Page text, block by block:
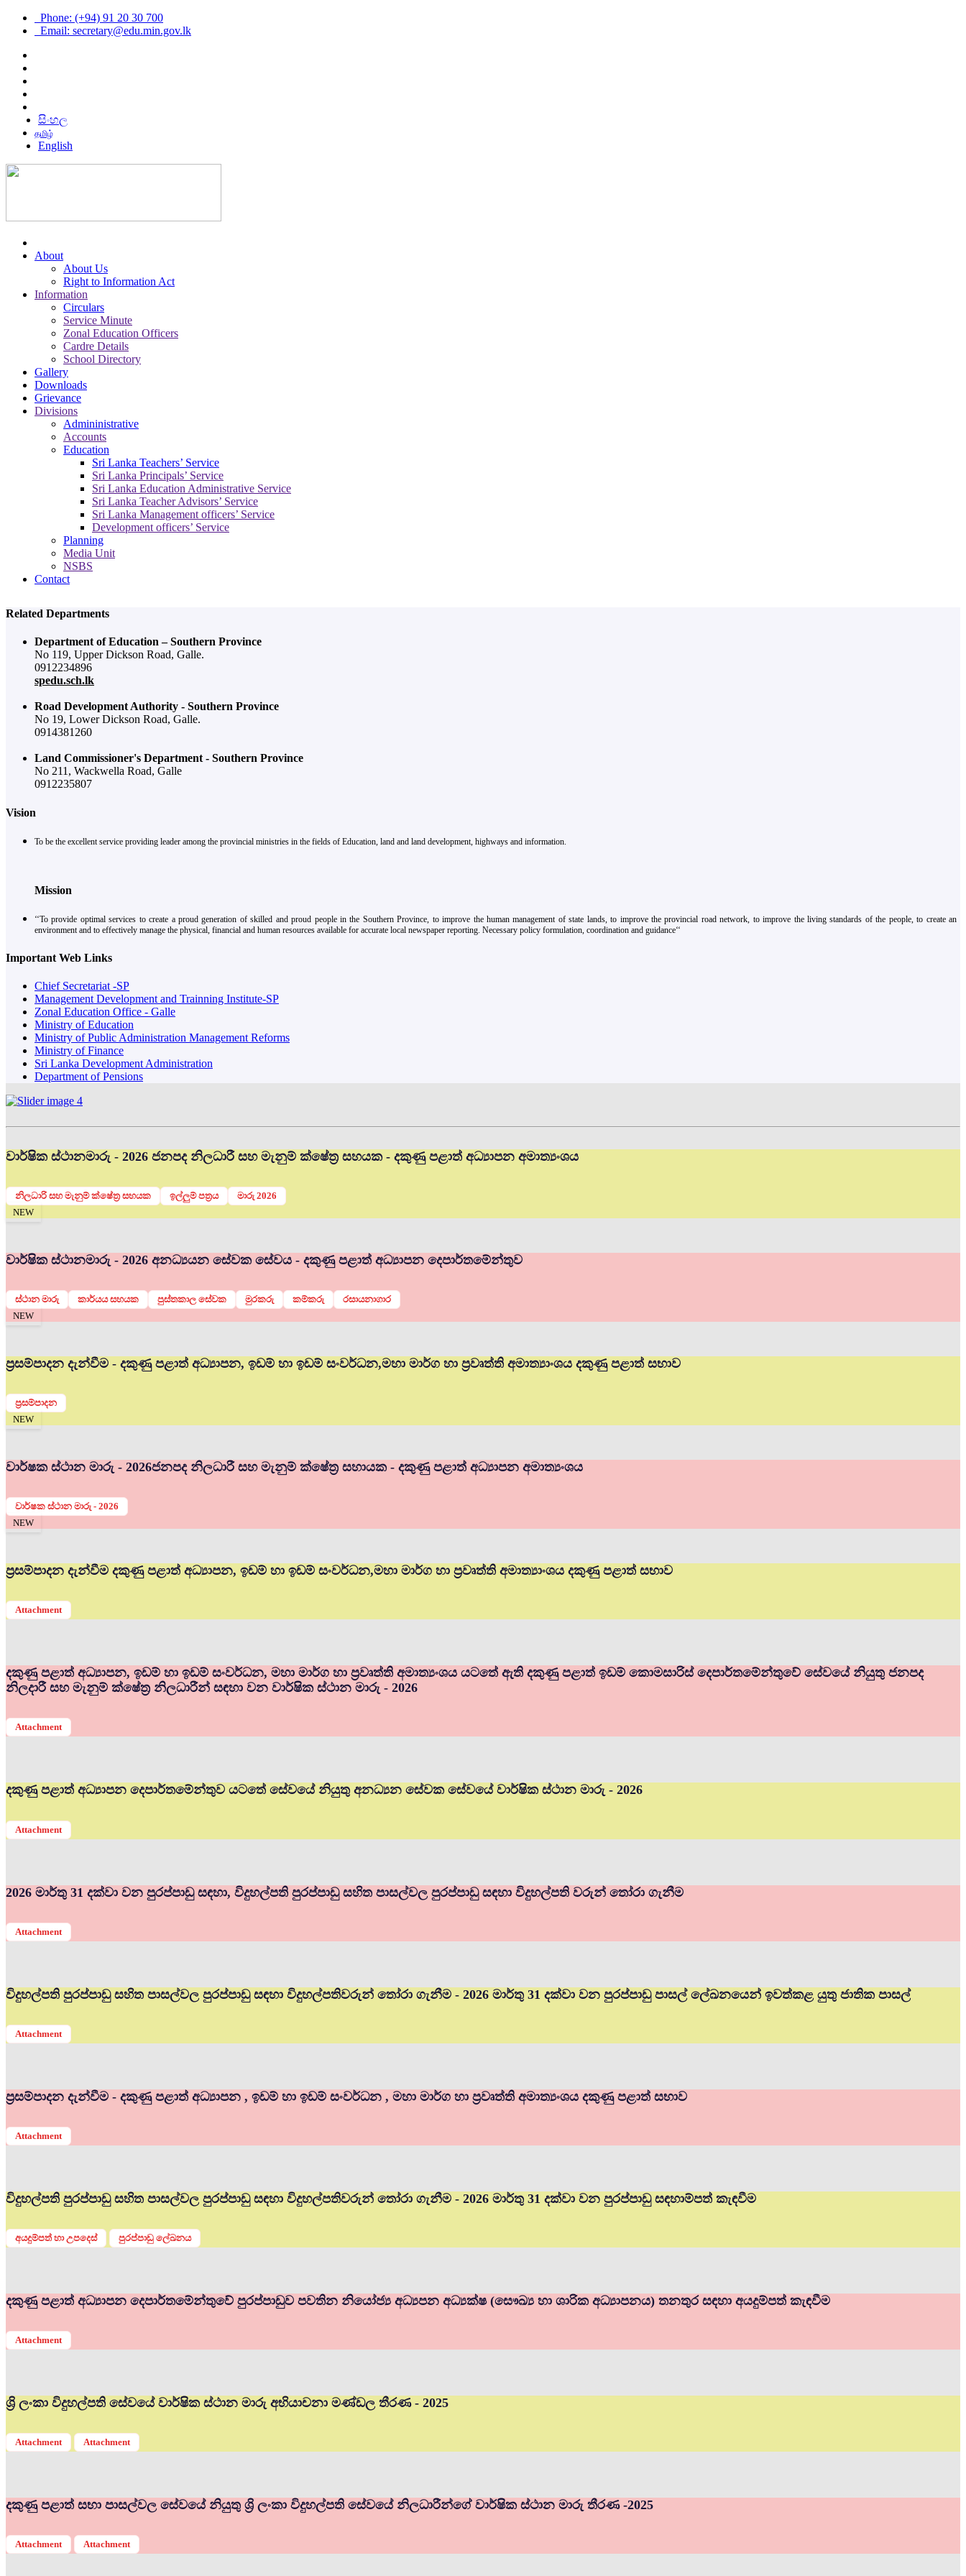
Phone: (+94) 91 20 30 700
Email: secretary@edu.min.gov.lk
සිංහල
தமிழ்
English
About
About Us
Right to Information Act
Information
Circulars
Service Minute
Zonal Education Officers
Cardre Details
School Directory
Gallery
Downloads
Grievance
Divisions
Admininistrative
Accounts
Education
Sri Lanka Teachers’ Service
Sri Lanka Principals’ Service
Sri Lanka Education Administrative Service
Sri Lanka Teacher Advisors’ Service
Sri Lanka Management officers’ Service
Development officers’ Service
Planning
Media Unit
NSBS
Contact
Related Departments
Department of Education – Southern Province
No 119, Upper Dickson Road, Galle.
0912234896
spedu.sch.lk
Road Development Authority - Southern Province
No 19, Lower Dickson Road, Galle.
0914381260
Land Commissioner's Department - Southern Province
No 211, Wackwella Road, Galle
0912235807
Vision
To be the excellent service providing leader among the provincial ministries in the fields of Education, land and land development, highways and information.
Mission
‘‘To provide optimal services to create a proud generation of skilled and proud people in the Southern Province, to improve the human management of state lands, to improve the provincial road network, to improve the living standards of the people, to create an
environment and to effectively manage the physical, financial and human resources available for accurate local newspaper reporting. Necessary policy formulation, coordination and guidance‘‘
Important Web Links
Chief Secretariat -SP
Management Development and Trainning Institute-SP
Zonal Education Office - Galle
Ministry of Education
Ministry of Public Administration Management Reforms
Ministry of Finance
Sri Lanka Development Administration
Department of Pensions
වාර්ෂික ස්ථානමාරු - 2026 ජනපද නිලධාරී සහ මැනුම් ක්ෂේත්‍ර සහයක - දකුණු පළාත් අධ්‍යාපන අමාත්‍යංශය
නිලධාරි සහ මැනුම් ක්ෂේත්‍ර සහයක ඉල්ලුම් පත්‍රය
මාරු 2026
NEW
වාර්ෂික ස්ථානමාරු - 2026 අනධ්‍යයන සේවක සේවය - දකුණු පළාත් අධ්‍යාපන දෙපාර්තමේන්තුව
ස්ථාන මාරු කාර්යය සහයක පුස්තකාල සේවක මුරකරු කම්කරු
රසායනාගාර
NEW
ප්‍රසම්පාදන දැන්වීම - දකුණු පළාත් අධ්‍යාපන, ඉඩම් හා ඉඩම් සංවර්ධන,මහා මාර්ග හා ප්‍රවෘත්ති අමාත්‍යාංශය දකුණු පළාත් සභාව
ප්‍රසම්පාදන
NEW
වාර්ෂක ස්ථාන මාරු - 2026ජනපද නිලධාරී සහ මැනුම් ක්ෂේත්‍ර සහායක - දකුණු පළාත් අධ්‍යාපන අමාත්‍යංශය
වාර්ෂක ස්ථාන මාරු - 2026
NEW
ප්‍රසම්පාදන දැන්වීම දකුණු පළාත් අධ්‍යාපන, ඉඩම් හා ඉඩම් සංවර්ධන,මහා මාර්ග හා ප්‍රවෘත්ති අමාත්‍යාංශය දකුණු පළාත් සභාව
Attachment
දකුණු පළාත් අධ්‍යාපන, ඉඩම් හා ඉඩම් සංවර්ධන, මහා මාර්ග හා ප්‍රවෘත්ති අමාත්‍යංශය යටතේ ඇති දකුණු පළාත් ඉඩම් කොමසාරිස් දෙපාර්තමේන්තුවේ සේවයේ නියුතු ජනපද
නිලදාරී සහ මැනුම් ක්ෂේත්‍ර නිලධාරීන් සඳහා වන වාර්ෂික ස්ථාන මාරු - 2026
Attachment
දකුණු පළාත් අධ්‍යාපන දෙපාර්තමේන්තුව යටතේ සේවයේ නියුතු අනධ්‍යන සේවක සේවයේ වාර්ෂික ස්ථාන මාරු - 2026
Attachment
2026 මාර්තු 31 දක්වා වන පුරප්පාඩු සඳහා, විදුහල්පති පුරප්පාඩු සහිත පාසල්වල පුරප්පාඩු සඳහා විදුහල්පති වරුන් තෝරා ගැනීම
Attachment
විදුහල්පති පුරප්පාඩු සහිත පාසල්වල පුරප්පාඩු සඳහා විදුහල්පතිවරුන් තෝරා ගැනීම - 2026 මාර්තු 31 දක්වා වන පුරප්පාඩු පාසල් ලේඛනයෙන් ඉවත්කළ යුතු ජාතික පාසල්
Attachment
ප්‍රසම්පාදන දැන්වීම - දකුණු පළාත් අධ්‍යාපන , ඉඩම් හා ඉඩම් සංවර්ධන , මහා මාර්ග හා ප්‍රවෘත්ති අමාත්‍යංශය දකුණු පළාත් සභාව
Attachment
විදුහල්පති පුරප්පාඩු සහිත පාසල්වල පුරප්පාඩු සඳහා විදුහල්පතිවරුන් තෝරා ගැනීම - 2026 මාර්තු 31 දක්වා වන පුරප්පාඩු සඳහාම්පත් කැඳවීම
අයදුම්පත් හා උපදෙස් පුරප්පාඩු ලේඛනය
දකුණු පළාත් අධ්‍යාපන දෙපාර්තමේන්තුවේ පුරප්පාඩුව පවතින නියෝජ්‍ය අධ්‍යපන අධ්‍යක්ෂ (සෞඛ්‍ය හා ශාරික අධ්‍යාපනය) තනතුර සඳහා අයදුම්පත් කැඳවීම
Attachment
ශ්‍රි ලංකා විදුහල්පති සේවයේ වාර්ෂික ස්ථාන මාරු අභියාචනා මණ්ඩල තීරණ - 2025
Attachment Attachment
දකුණු පළාත් සභා පාසල්වල සේවයේ නියුතු ශ්‍රි ලංකා විදුහල්පති සේවයේ නිලධාරීන්ගේ වාර්ෂික ස්ථාන මාරු තීරණ -2025
Attachment Attachment